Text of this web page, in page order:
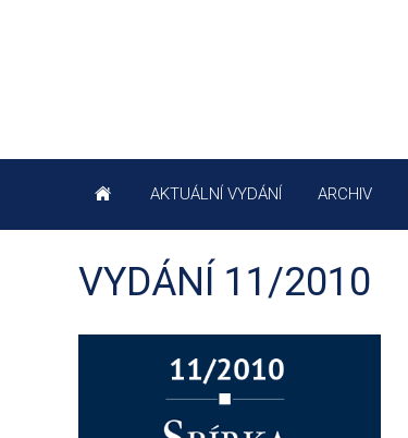
AKTUÁLNÍ VYDÁNÍ ARCHIV
VYDÁNÍ 11/2010